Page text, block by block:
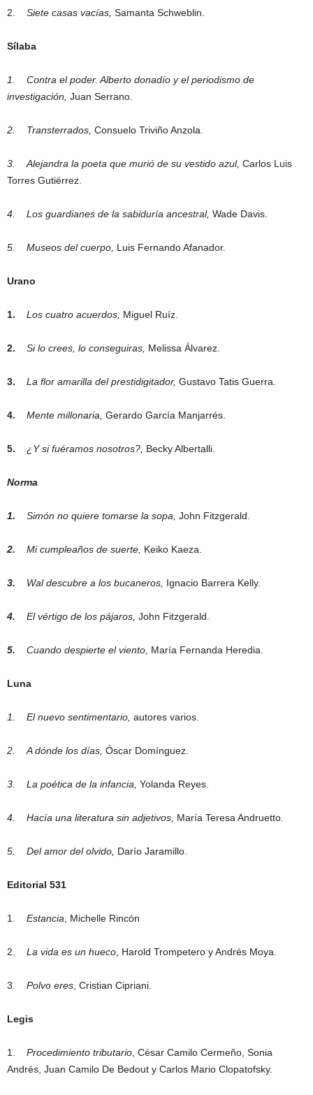
2. Siete casas vacías, Samanta Schweblin.
Sílaba
1. Contra el poder. Alberto donadío y el periodismo de
investigación, Juan Serrano.
2. Transterrados, Consuelo Triviño Anzola.
3. Alejandra la poeta que murió de su vestido azul, Carlos Luis
Torres Gutiérrez.
4. Los guardianes de la sabiduría ancestral, Wade Davis.
5. Museos del cuerpo, Luis Fernando Afanador.
Urano
1. Los cuatro acuerdos, Miguel Ruíz.
2. Si lo crees, lo conseguiras, Melissa Álvarez.
3. La flor amarilla del prestidigitador, Gustavo Tatis Guerra.
4. Mente millonaria, Gerardo García Manjarrés.
5. ¿Y si fuéramos nosotros?, Becky Albertalli.
Norma
1. Simón no quiere tomarse la sopa, John Fitzgerald.
2. Mi cumpleaños de suerte, Keiko Kaeza.
3. Wal descubre a los bucaneros, Ignacio Barrera Kelly.
4. El vértigo de los pájaros, John Fitzgerald.
5. Cuando despierte el viento, María Fernanda Heredia.
Luna
1. El nuevo sentimentario, autores varios.
2. A dónde los días, Óscar Domínguez.
3. La poética de la infancia, Yolanda Reyes.
4. Hacía una literatura sin adjetivos, María Teresa Andruetto.
5. Del amor del olvido, Darío Jaramillo.
Editorial 531
1. Estancia , Michelle Rincón
2. La vida es un hueco , Harold Trompetero y Andrés Moya.
3. Polvo eres , Cristian Cipriani.
Legis
1. Procedimiento tributario , César Camilo Cermeño, Sonia
Andrés, Juan Camilo De Bedout y Carlos Mario Clopatofsky.